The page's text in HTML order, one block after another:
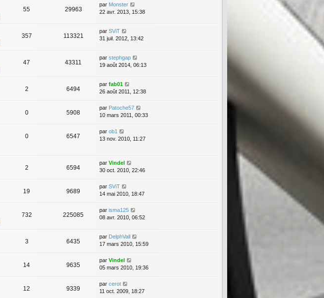
55 29963
par Monster
22 avr. 2013, 15:38
357 113321
par SViT
31 juil. 2012, 13:42
47 43311
par stephgap
19 août 2014, 06:13
2 6494
par fab01
26 août 2011, 12:38
0 5908
par Patoche57
10 mars 2011, 00:33
0 6547
par ob1
13 nov. 2010, 11:27
2 6594
par Vindel
30 oct. 2010, 22:46
19 9689
par SViT
14 mai 2010, 18:47
732 225085
par isma125
08 avr. 2010, 06:52
3 6435
par DelphVall
17 mars 2010, 15:59
14 9635
par Vindel
05 mars 2010, 19:36
12 9339
par cerot
11 oct. 2009, 18:27